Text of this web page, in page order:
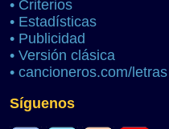
• Criterios
• Estadísticas
• Publicidad
• Versión clásica
• cancioneros.com/letras
Síguenos